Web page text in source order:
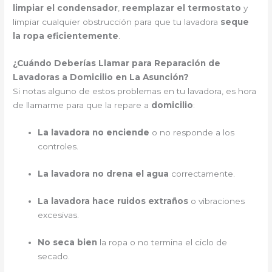
limpiar el condensador, reemplazar el termostato y
limpiar cualquier obstrucción para que tu lavadora seque
la ropa eficientemente.
¿Cuándo Deberías Llamar para Reparación de
Lavadoras a Domicilio en La Asunción?
Si notas alguno de estos problemas en tu lavadora, es hora
de llamarme para que la repare a domicilio:
La lavadora no enciende o no responde a los
controles.
La lavadora no drena el agua correctamente.
La lavadora hace ruidos extraños o vibraciones
excesivas.
No seca bien la ropa o no termina el ciclo de
secado.